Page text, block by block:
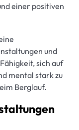
einer positiven
und
sich auf
mental stark zu
Berglauf.